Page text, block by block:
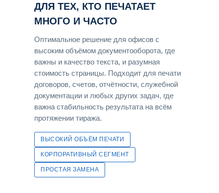
ДЛЯ ТЕХ, КТО ПЕЧАТАЕТ
МНОГО И ЧАСТО
Оптимальное решение для офисов с
высоким объёмом документооборота, где
важны и качество текста, и разумная
стоимость страницы. Подходит для печати
договоров, счетов, отчётности, служебной
документации и любых других задач, где
важна стабильность результата на всём
протяжении тиража.
ВЫСОКИЙ ОБЪЁМ ПЕЧАТИ
КОРПОРАТИВНЫЙ СЕГМЕНТ
ПРОСТАЯ ЗАМЕНА